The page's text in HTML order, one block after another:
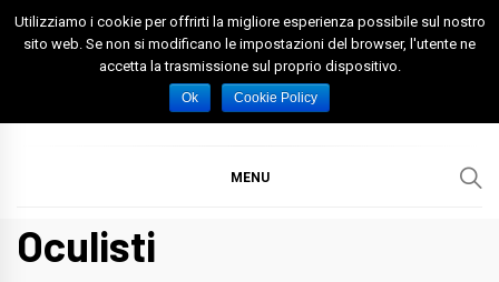
Skip
Spazio Foggia
Foggia News Calcio Eventi e Attività nella Capitanata
MENU
Oculisti
Utilizziamo i cookie per offrirti la migliore esperienza possibile sul nostro
sito web. Se non si modificano le impostazioni del browser, l'utente ne
accetta la trasmissione sul proprio dispositivo.
Ok Cookie Policy